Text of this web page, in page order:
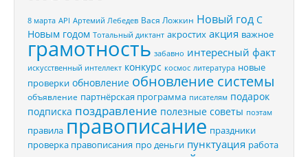
8 марта API Артемий Лебедев Вася Ложкин Новый год С
Новым годом Тотальный диктант акростих акция важное
грамотность забавно интересный факт
искусственный интеллект конкурс космос литература новые
проверки обновление обновление системы
объявление партнёрская программа писателям подарок
подписка поздравление полезные советы поэтам
правила правописание праздники
проверка правописания про деньги пунктуация работа